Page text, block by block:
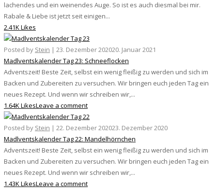
lachendes und ein weinendes Auge. So ist es auch diesmal bei mir.
Rabale & Liebe ist jetzt seit einigen...
2.41K Likes
Posted by Stein | 23. Dezember 202020. Januar 2021
Madlventskalender Tag 23: Schneeflocken
Adventszeit! Beste Zeit, selbst ein wenig fleißig zu werden und sich im
Backen und Zubereiten zu versuchen. Wir bringen euch jeden Tag ein
neues Rezept. Und wenn wir schreiben wir,...
1.64K LikesLeave a comment
Posted by Stein | 22. Dezember 202023. Dezember 2020
Madlventskalender Tag 22: Mandelhörnchen
Adventszeit! Beste Zeit, selbst ein wenig fleißig zu werden und sich im
Backen und Zubereiten zu versuchen. Wir bringen euch jeden Tag ein
neues Rezept. Und wenn wir schreiben wir,...
1.43K LikesLeave a comment